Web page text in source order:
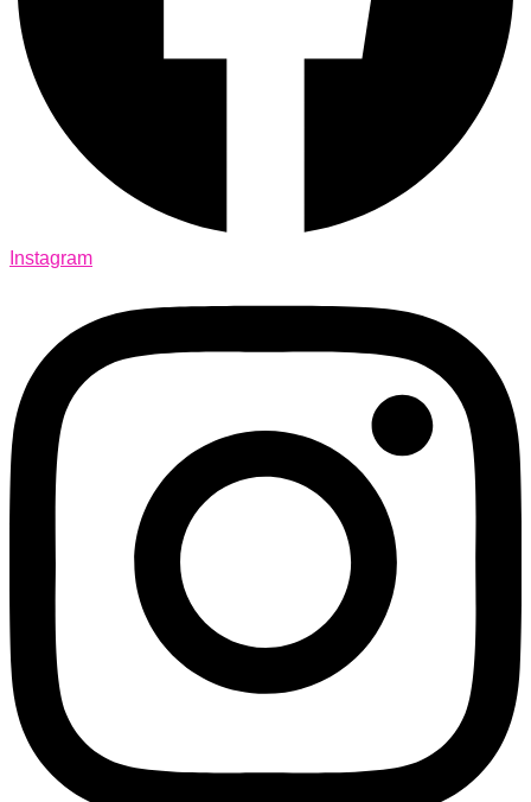
Instagram